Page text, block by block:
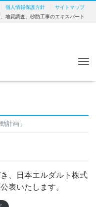
個人情報保護方針
サイトマップ
地質調査、砂防工事のエキスパート
計画」
、日本エルダルト株式
表いたします。